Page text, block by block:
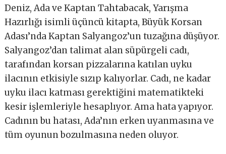
Deniz, Ada ve Kaptan Tahtabacak, Yarışma
Hazırlığı isimli üçüncü kitapta, Büyük Korsan
Adası’nda Kaptan Salyangoz’un tuzağına düşüyor.
Salyangoz’dan talimat alan süpürgeli cadı,
tarafından korsan pizzalarına katılan uyku
ilacının etkisiyle sızıp kalıyorlar. Cadı, ne kadar
uyku ilacı katması gerektiğini matematikteki
kesir işlemleriyle hesaplıyor. Ama hata yapıyor.
Cadının bu hatası, Ada’nın erken uyanmasına ve
tüm oyunun bozulmasına neden oluyor.